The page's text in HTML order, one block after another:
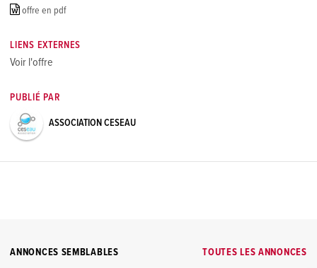
offre en pdf
LIENS EXTERNES
Voir l'offre
PUBLIÉ PAR
ASSOCIATION CESEAU
TOUTES LES ANNONCES
ANNONCES SEMBLABLES